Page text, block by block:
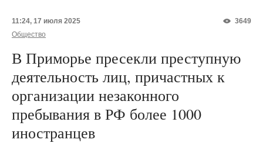
3649
11:24, 17 июля 2025
Общество
В Приморье пресекли преступную
деятельность лиц, причастных к
организации незаконного
пребывания в РФ более 1000
иностранцев